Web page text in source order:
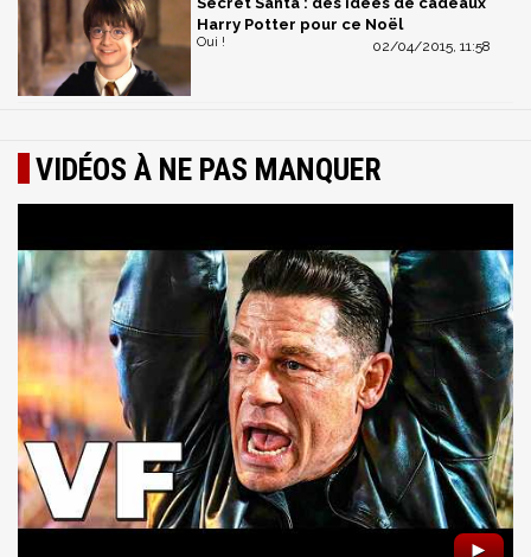
Harry Potter pour ce Noël
02/04/2015, 11:58
Oui !
VIDÉOS À NE PAS MANQUER
►